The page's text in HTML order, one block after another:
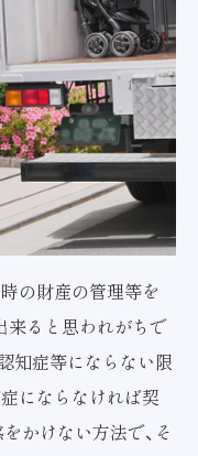
の財産の管理等を
来ると思われがちで
知症等にならない限
にならなければ契
かけない方法で、そ